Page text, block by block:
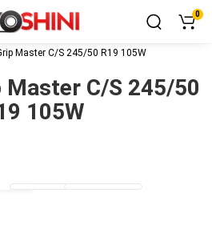
0
Master C/S 245/50 R19 105W
Master C/S 245/50
105W